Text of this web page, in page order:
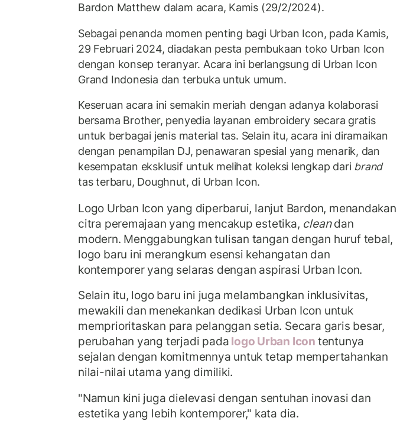
Bardon Matthew dalam acara, Kamis (29/2/2024).
Sebagai penanda momen penting bagi Urban Icon, pada Kamis,
29 Februari 2024, diadakan pesta pembukaan toko Urban Icon
dengan konsep teranyar. Acara ini berlangsung di Urban Icon
Grand Indonesia dan terbuka untuk umum.
Keseruan acara ini semakin meriah dengan adanya kolaborasi
bersama Brother, penyedia layanan embroidery secara gratis
untuk berbagai jenis material tas. Selain itu, acara ini diramaikan
dengan penampilan DJ, penawaran spesial yang menarik, dan
kesempatan eksklusif untuk melihat koleksi lengkap dari brand
tas terbaru, Doughnut, di Urban Icon.
Logo Urban Icon yang diperbarui, lanjut Bardon, menandakan
citra peremajaan yang mencakup estetika, cleandan
modern. Menggabungkan tulisan tangan dengan huruf tebal,
logo baru ini merangkum esensi kehangatan dan
kontemporer yang selaras dengan aspirasi Urban Icon.
Selain itu, logo baru ini juga melambangkan inklusivitas,
mewakili dan menekankan dedikasi Urban Icon untuk
memprioritaskan para pelanggan setia. Secara garis besar,
perubahan yang terjadi pada logo Urban Icon tentunya
sejalan dengan komitmennya untuk tetap mempertahankan
nilai-nilai utama yang dimiliki.
"Namun kini juga dielevasi dengan sentuhan inovasi dan
estetika yang lebih kontemporer," kata dia.